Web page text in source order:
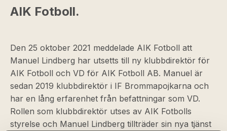
AIK Fotboll.
Den 25 oktober 2021 meddelade AIK Fotboll att
Manuel Lindberg har utsetts till ny klubbdirektör för
AIK Fotboll och VD för AIK Fotboll AB. Manuel är
sedan 2019 klubbdirektör i IF Brommapojkarna och
har en lång erfarenhet från befattningar som VD.
Rollen som klubbdirektör utses av AIK Fotbolls
styrelse och Manuel Lindberg tillträder sin nya tjänst